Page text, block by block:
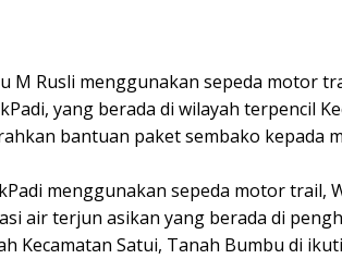
e
M Rusli menggunakan sepeda motor
yang berada di wilayah terpencil
bantuan paket sembako kepada
menggunakan sepeda motor trail,
air terjun asikan yang berada di
Kecamatan Satui, Tanah Bumbu di